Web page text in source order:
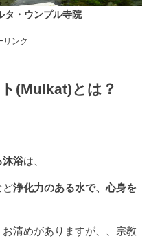
タ・ウンプル寺院
リンク
(Mulkat)とは？
沐浴は、
ど浄化力のある水で、心身を
清めがありますが、、宗教